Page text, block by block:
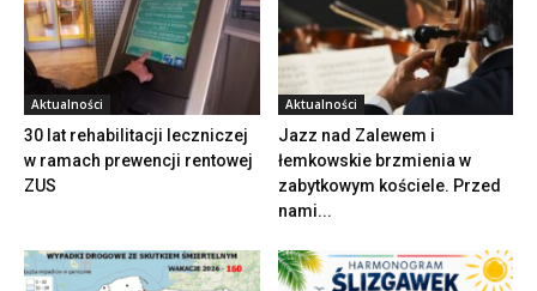
Aktualności
30 lat rehabilitacji leczniczej
w ramach prewencji rentowej
ZUS
Aktualności
Jazz nad Zalewem i
łemkowskie brzmienia w
zabytkowym kościele. Przed
nami...